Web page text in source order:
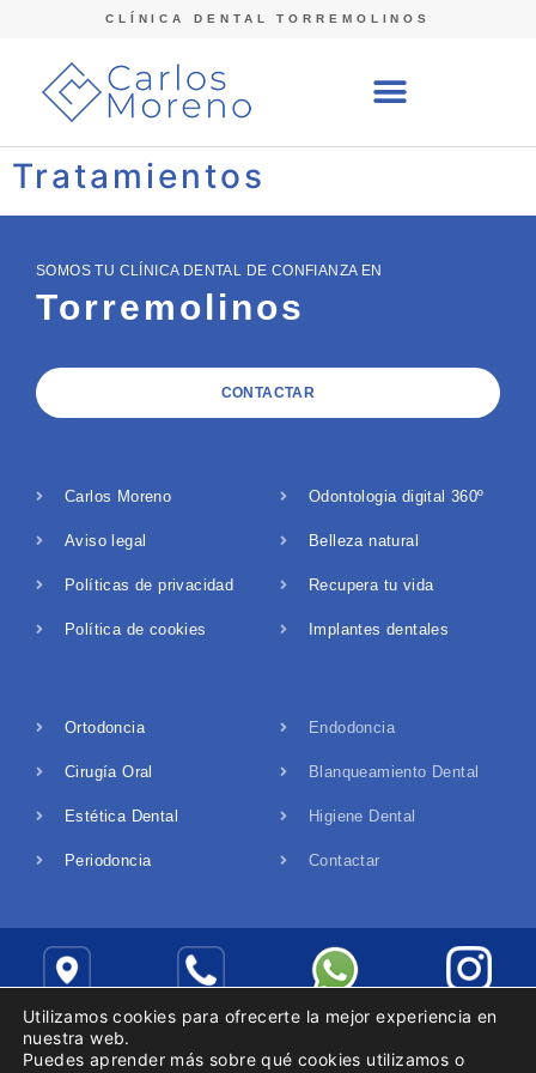
CLÍNICA DENTAL TORREMOLINOS
Tratamientos
SOMOS TU CLÍNICA DENTAL DE CONFIANZA EN
Torremolinos
CONTACTAR
Carlos Moreno
Aviso legal
Políticas de privacidad
Política de cookies
Odontologia digital 360º
Belleza natural
Recupera tu vida
Implantes dentales
Ortodoncia
Cirugía Oral
Estética Dental
Periodoncia
Endodoncia
Blanqueamiento Dental
Higiene Dental
Contactar
Dirección Whatsapp Instagram
2022 © Todos los derechos reservados -Raullucena.com
Utilizamos cookies para ofrecerte la mejor experiencia en
nuestra web.
Puedes aprender más sobre qué cookies utilizamos o